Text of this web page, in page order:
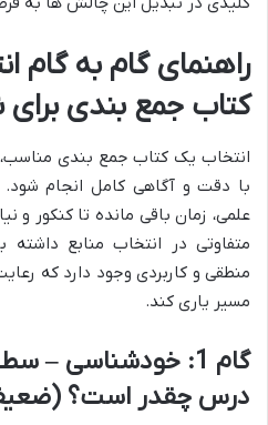
راهنمای گام به گام
کتاب جمع بندی
انتخاب یک کتاب جمع بندی
با دقت و آگاهی کامل انجام
علمی، زمان باقی مانده تا کنکور و
متفاوتی در انتخاب منابع داشته
منطقی و کاربردی وجود دارد که
مسیر یاری کند.
گام 1: خودشناسی –
درس چقدر است؟